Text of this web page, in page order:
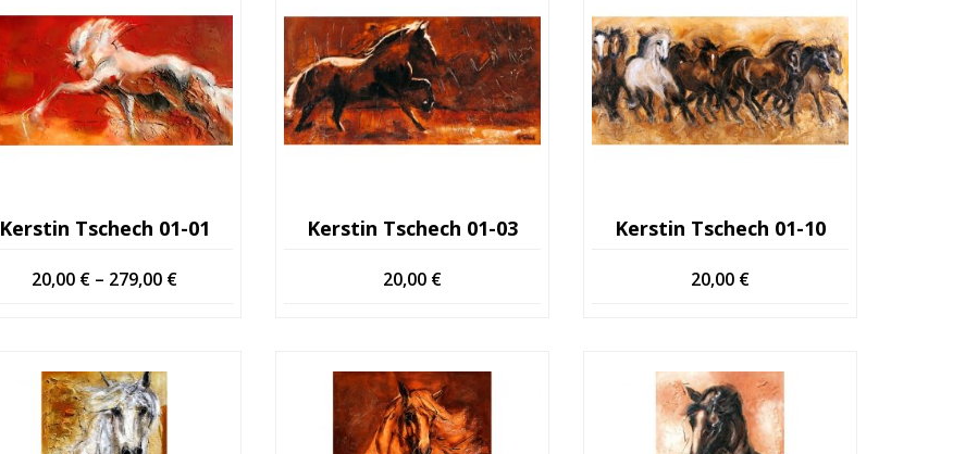
Kerstin Tschech 01-01
20,00 € – 279,00 €Hintaluokka:
Kerstin Tschech 01-03
20,00 €
Kerstin Tschech 01-10
20,00 €